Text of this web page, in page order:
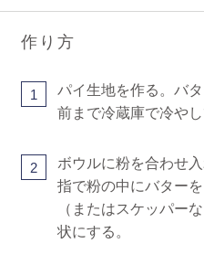
作り方
1
パイ生地を作る。バ
前まで冷蔵庫で冷やし
2
ボウルに粉を合わせ
指で粉の中にバター
（またはスケッパー
状にする。